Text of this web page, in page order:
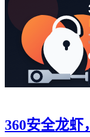
360安全龙虾